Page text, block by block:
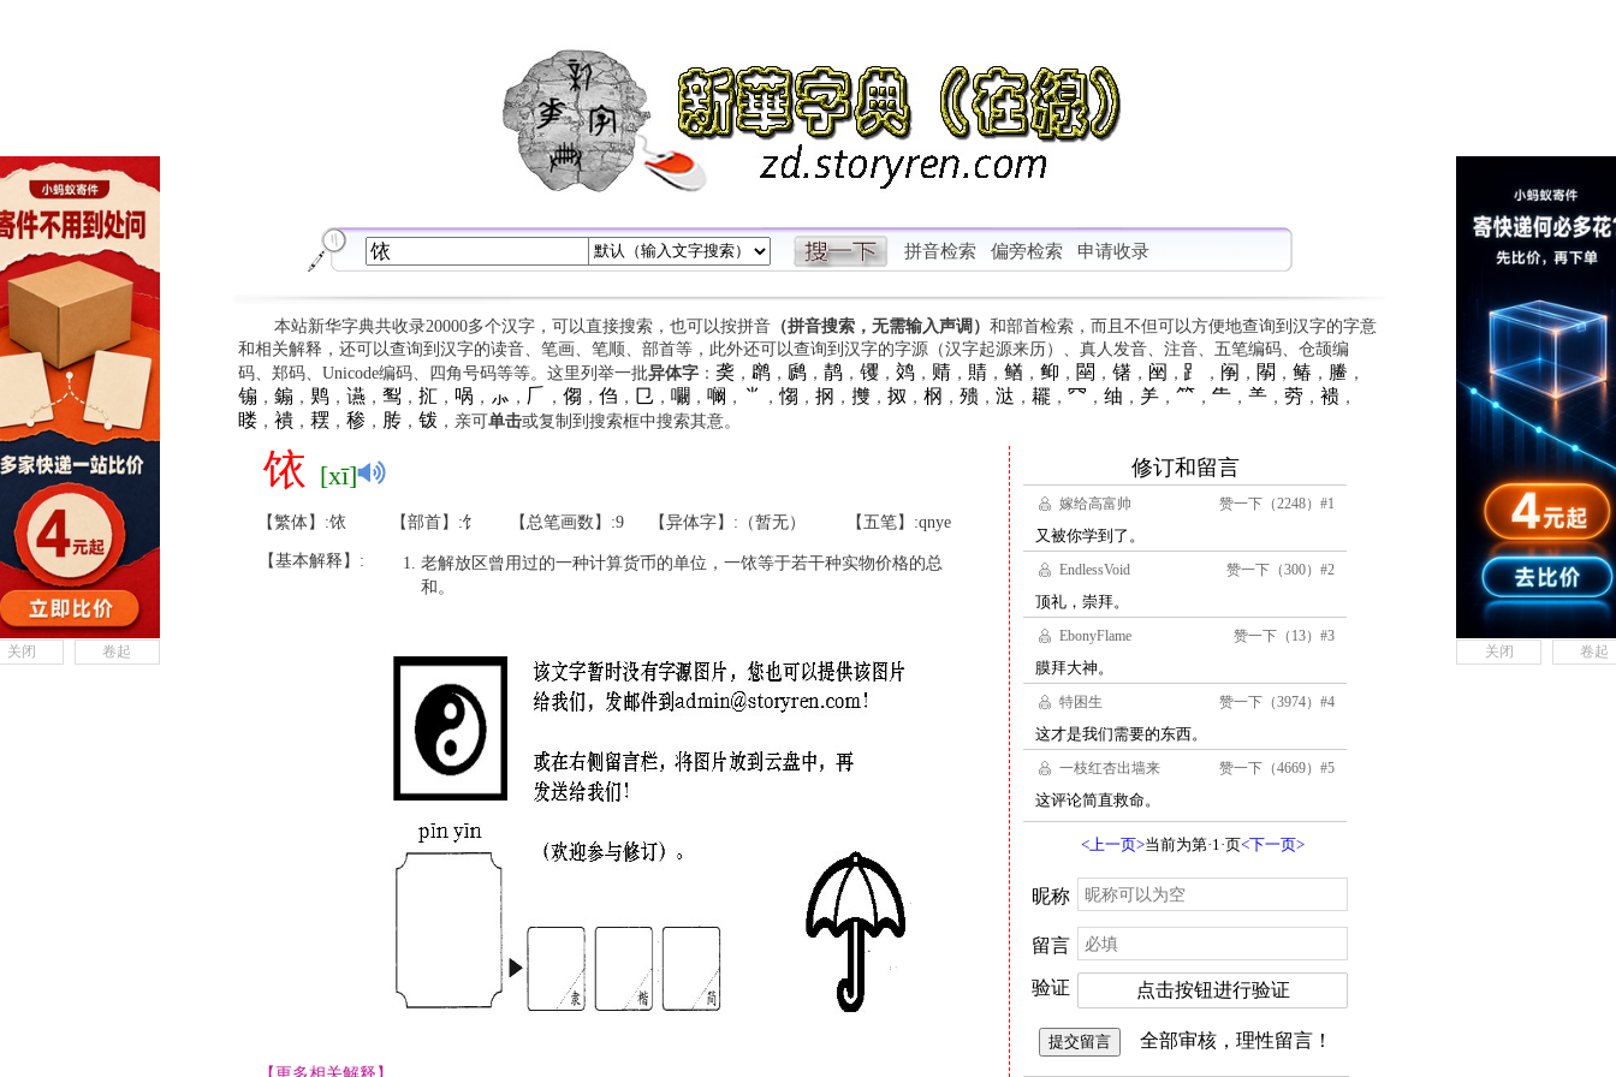
拼音检索 偏旁检索 申请收录
本站新华字典共收录20000多个汉字，可以直接搜索，也可以按拼音（拼音搜索，无需输入声调） 和部首检索，而且不但可以方便地查询到汉字的字意
和相关解释，还可以查询到汉字的读音、笔画、笔顺、部首等，此外还可以查询到汉字的字源（汉字起源来历）、真人发音、注音、五笔编码、仓颉编
码、郑码、Unicode编码、四角号码等等。这里列举一批异体字： 䶮 ， 䴙， 䴘， 䴖， 䦆， 䴔， 䞍， 䝼， 䲡 ， 䲟 ， 䦟 ， 䦃， 䦷 ， ⻊ ， 䦶 ， 䦛 ， 䲠 ， 䲢 ，
䦂 ， 䥇 ， 䴗， 䜩， 䴕， 㧟 ， 㖞 ， ⺗ ， 𠂆 ， 㑳 ， 㑇 ， 㔾 ， 㘚 ， 㘎 ， ⺌ ， 㥮 ， 㧏 ， 㩳， 㧐 ， 㭎 ， 㱮， 㳠 ， 䎱 ， ⺳ ， 䌷 ， ⺶， ⺮ ， ⺧， ⺷， 䓖， 䙌，
䁖， 䙡， 䎬 ， 䅟， 䏝， 䥽，亲可单击或复制到搜索框中搜索其意。
饻 [xī]
【繁体】:饻 【部首】:饣 【总笔画数】:9 【异体字】:（暂无） 【五笔】:qnye
【基本解释】:
老解放区曾用过的一种计算货币的单位，一饻等于若干种实物价格的总
和。
关闭 卷起 关闭 卷起